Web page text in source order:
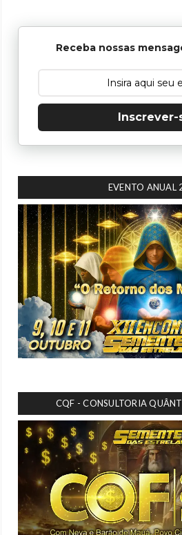
Receba nossas
Inscrever-
EVENTO ANUAL
CQF - CONSULTORIA